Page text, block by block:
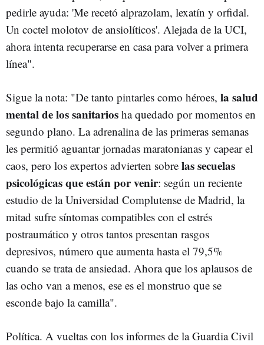
pedirle ayuda: 'Me recetó alprazolam, lexatín y orfidal.
Un coctel molotov de ansiolíticos'. Alejada de la UCI,
ahora intenta recuperarse en casa para volver a primera
línea".
Sigue la nota: "De tanto pintarles como héroes, la salud
mental de los sanitarios ha quedado por momentos en
segundo plano. La adrenalina de las primeras semanas
les permitió aguantar jornadas maratonianas y capear el
caos, pero los expertos advierten sobre las secuelas
psicológicas que están por venir: según un reciente
estudio de la Universidad Complutense de Madrid, la
mitad sufre síntomas compatibles con el estrés
postraumático y otros tantos presentan rasgos
depresivos, número que aumenta hasta el 79,5%
cuando se trata de ansiedad. Ahora que los aplausos de
las ocho van a menos, ese es el monstruo que se
esconde bajo la camilla".
Política. A vueltas con los informes de la Guardia Civil